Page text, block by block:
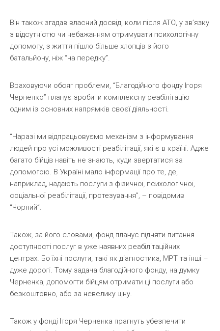
Він також згадав власний досвід, коли після АТО, у зв’язку
з відсутністю чи небажанням отримувати психологічну
допомогу, з життя пішло більше хлопців з його
батальйону, ніж “на передку”.
Враховуючи обсяг проблеми, “Благодійного фонду Ігоря
Черненко” планує зробити комплексну реабілітацію
одним із основних напрямків своєї діяльності.
“Наразі ми відпрацьовуємо механізм з інформування
людей про усі можливості реабілітації, які є в країні. Адже
багато бійців навіть не знають, куди звертатися за
допомогою. В Україні мало інформації про те, де,
наприклад, надають послуги з фізичної, психологічної,
соціальної реабілітації, протезування”, – повідомив
“Чорний”.
Також, за його словами, фонд планує підняти питання
доступності послуг в уже наявних реабілітаційних
центрах. Бо їхні послуги, такі як діагностика, МРТ та інші –
дуже дорогі. Тому задача благодійного фонду, на думку
Черненка, допомогти бійцям отримати ці послуги або
безкоштовно, або за невелику ціну.
Також у фонді Ігоря Черненка прагнуть убезпечити